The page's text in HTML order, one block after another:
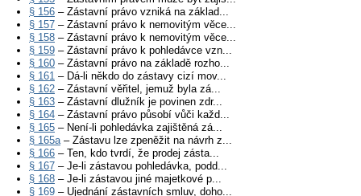
§ 156 – Zástavní právo vzniká na základ...
§ 157 – Zástavní právo k nemovitým věce...
§ 158 – Zástavní právo k nemovitým věce...
§ 159 – Zástavní právo k pohledávce vzn...
§ 160 – Zástavní právo na základě rozho...
§ 161 – Dá-li někdo do zástavy cizí mov...
§ 162 – Zástavní věřitel, jemuž byla zá...
§ 163 – Zástavní dlužník je povinen zdr...
§ 164 – Zástavní právo působí vůči každ...
§ 165 – Není-li pohledávka zajištěná zá...
§ 165a– Zástavu lze zpeněžit na návrh z...
§ 166 – Ten, kdo tvrdí, že prodej zásta...
§ 167 – Je-li zástavou pohledávka, podd...
§ 168 – Je-li zástavou jiné majetkové p...
§ 169 – Ujednání zástavních smluv, doho...